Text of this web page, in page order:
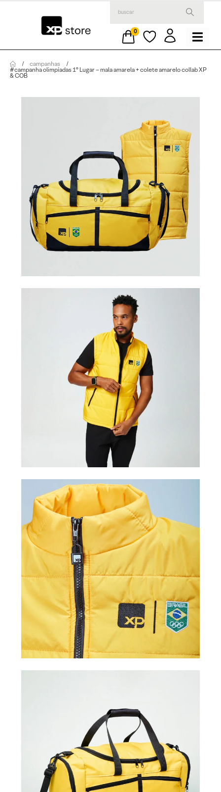
0
campanhas
#campanha olimpíadas 1° Lugar – mala amarela + colete amarelo collab XP
& COB